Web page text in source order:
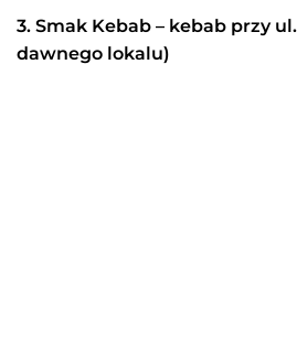
3. Smak Kebab – kebab przy
dawnego lokalu)